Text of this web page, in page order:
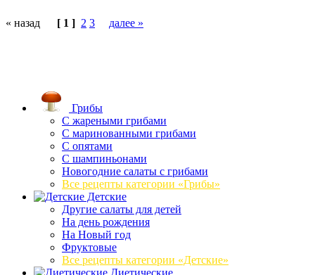
« назад [ 1 ] 2 3 далее »
Грибы
C жареными грибами
C маринованными грибами
C опятами
C шампиньонами
Новогодние салаты с грибами
Все рецепты категории «Грибы»
Детские
Другие салаты для детей
На день рождения
На Новый год
Фруктовые
Все рецепты категории «Детские»
Диетические